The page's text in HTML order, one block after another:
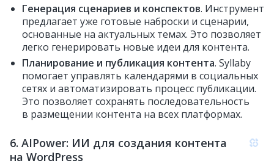
Генерация сценариев и конспектов. Инструмент
предлагает уже готовые наброски и сценарии,
основанные на актуальных темах. Это позволяет
легко генерировать новые идеи для контента.
Планирование и публикация контента. Syllaby
помогает управлять календарями в социальных
сетях и автоматизировать процесс публикации.
Это позволяет сохранять последовательность
в размещении контента на всех платформах.
6. AIPower: ИИ для создания контента
на WordPress